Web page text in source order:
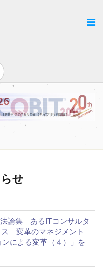
せ
法論集 あるITコンサルタ
ス 変革のマネジメント
による変革（４）」を